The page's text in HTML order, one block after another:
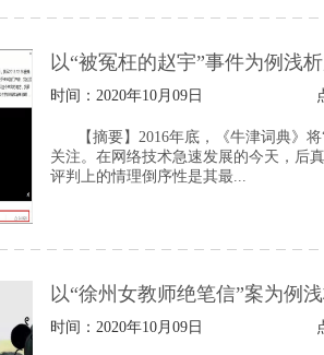
以“被冤枉的赵宇”事件为例浅
时间：2020年10月09日
【摘要】2016年底，《牛津词典》
关注。在网络技术急速发展的今天，后
评判上的情理倒序性是其最...
以“徐州女教师绝笔信”案为例
时间：2020年10月09日